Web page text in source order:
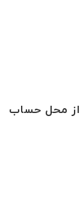
از محل حساب